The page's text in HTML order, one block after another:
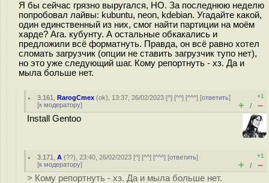
Я бы сейчас грязно выругался, НО. За последнюю неделю
попробовал лайвы: kubuntu, neon, kdebian. Угадайте какой,
один единственный из них, смог найти партиции на моём
харде? Ага. кубунту. А остальные обкакались и
предложили всё форматнуть. Правда, он всё равно хотел
сломать загрузчик (опции не ставить загрузчик тупо нет),
но это уже следующий шаг. Кому репортнуть - хз. Да и
мыла больше нет.
3.161 ,RarogCmex (ok), 13:37, 26/02/2023 [^] [^^] [^^^] [ответить]
[к модератору]
+1
+ / –
Install Gentoo
3.171 ,А (??), 23:40, 26/02/2023 [^] [^^] [^^^] [ответить]
[к модератору]
+1
+ / –
> Кому репортнуть - хз. Да и мыла больше нет.